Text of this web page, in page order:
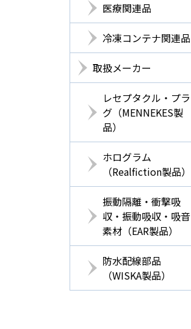
医療関連品
冷凍コンテナ関連品
取扱メーカー
レセプタクル・プラ
グ（MENNEKES製
品）
ホログラム
（Realfiction製品）
振動隔離・衝撃吸
収・振動吸収・吸音
素材（EAR製品）
防水配線部品
（WISKA製品）